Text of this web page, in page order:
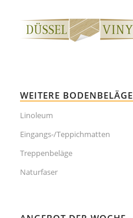
WEITERE BODENBELÄGE
Linoleum
Eingangs-/Teppichmatten
Treppenbeläge
Naturfaser